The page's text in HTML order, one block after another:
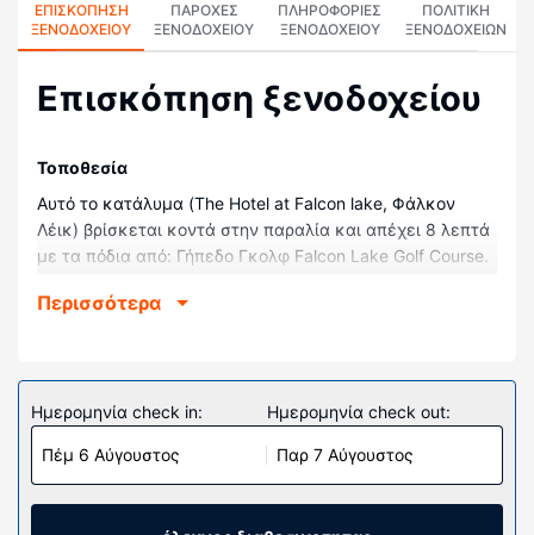
ΕΠΙΣΚΌΠΗΣΗ
ΞΕΝΟΔΟΧΕΊΟΥ
ΠΑΡΟΧΕΣ
ΞΕΝΟΔΟΧΕΙΟΥ
ΠΛΗΡΟΦΟΡΊΕΣ
ΞΕΝΟΔΟΧΕΊΟΥ
ΠΟΛΙΤΙΚΗ
ΞΕΝΟΔΟΧΕΊΩΝ
Επισκόπηση ξενοδοχείου
Τοποθεσία
Αυτό το κατάλυμα (The Hotel at Falcon lake, Φάλκον
Λέικ) βρίσκεται κοντά στην παραλία και απέχει 8 λεπτά
με τα πόδια από: Γήπεδο Γκολφ Falcon Lake Golf Course.
Δωμάτια
δωρεάν ασύρματη πρόσβαση στο ίντερνετ που
προσφέρεται. Είναι διαθέσιμα μπάνια με μπανιέρες. Οι
παροχές περιλαμβάνουν τηλέφωνα και δωρεάν
φακελάκια τσαγιού/στιγμιαίο καφέ. Παρέχεται επίσης
οροφοκομία καθημερινά.
Περισσότερα
Ημερομηνία check in:
Πέμ 6 Αύγουστος
Ημερομηνία check out:
Παρ 7 Αύγουστος